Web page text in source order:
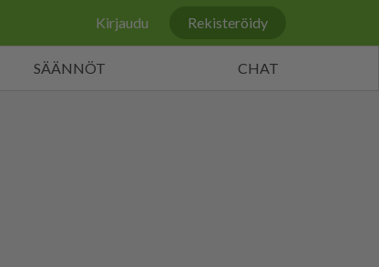
Kirjaudu Rekisteröidy
SÄÄNNÖT CHAT